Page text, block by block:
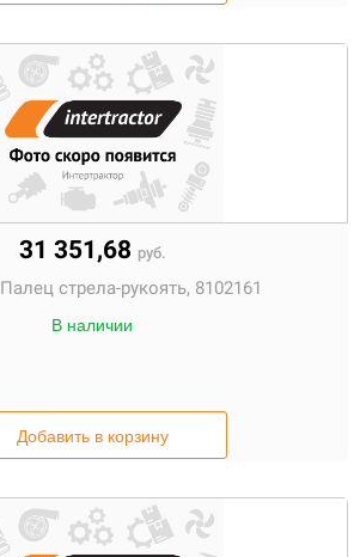
31 351,68 руб.
Палец стрела-рукоять, 8102161
В наличии
Добавить в корзину